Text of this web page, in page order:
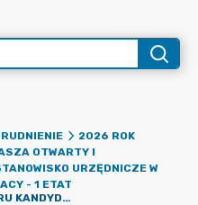
2026 ROK
OTWARTY I
URZĘDNICZE W
- 1 ETAT
INFORMACJA O WYNIKU NABORU KANDYDATA NA WOLNE STANOWISKO URZĘDNICZE - 27 LUTEGO 2026 R.